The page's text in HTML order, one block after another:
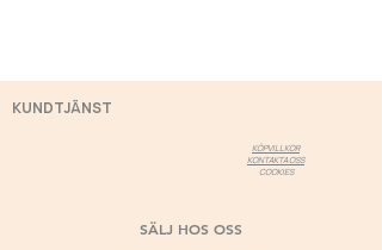
KUNDTJÄNST
KÖPVILLKOR
KONTAKTA OSS
COOKIES
SÄLJ HOS OSS